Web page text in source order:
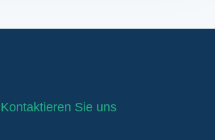
Kontaktieren Sie uns